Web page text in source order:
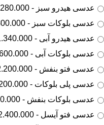
عدسی هیدرو سبز - 1.280.000 تومان
عدسی بلوکات سبز - 1.300.000 تومان
عدسی هیدرو آبی - 1.340.000 تومان
عدسی بلوکات آبی - 1.600.000 تومان
عدسی فتو بنفش - 2.200.000 تومان
عدسی پلی بلوکات - 2.200.000 تومان
عدسی بلوکات بنفش - 2.200.000 تومان
عدسی فتو آیسل - 2.400.000 تومان